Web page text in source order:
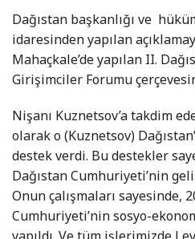
Dağıstan başkanlığı ve
idaresinden yapılan
Mahaçkale’de yapılan II.
Girişimciler Forumu
Nişanı Kuznetsov’a takdim
olarak o (Kuznetsov)
destek verdi. Bu destekler
Dağıstan Cumhuriyeti’nin
Onun çalışmaları sayesinde,
Cumhuriyeti’nin sosyo-